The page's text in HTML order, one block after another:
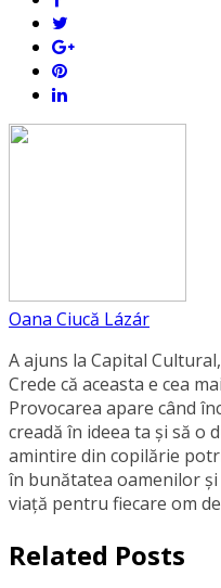
Oana Ciucă Lázár
A ajuns la Capital
Crede că aceasta e cea
Provocarea apare când
creadă în ideea ta și să o
amintire din copilărie
în bunătatea oamenilor
viață pentru fiecare om
Related Posts